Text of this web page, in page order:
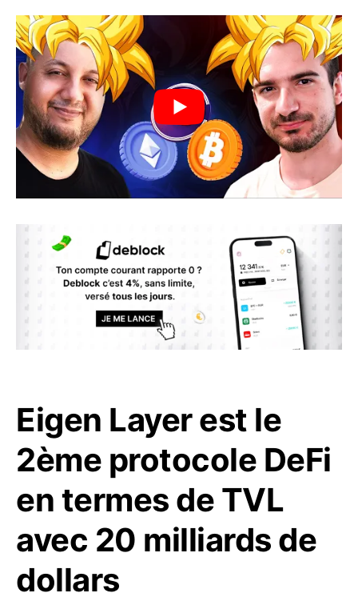
Eigen Layer est le
2ème protocole DeFi
en termes de TVL
avec 20 milliards de
dollars